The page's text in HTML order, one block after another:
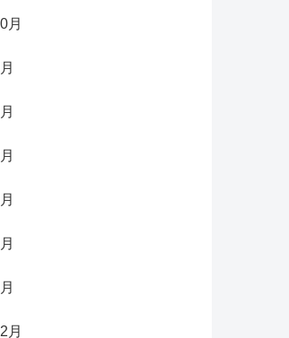
月
月